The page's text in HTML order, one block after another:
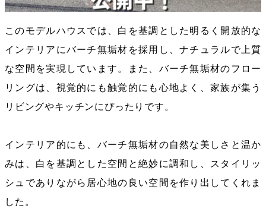
このモデルハウスでは、白を基調とした明るく開放的な
インテリアにバーチ無垢材を採用し、ナチュラルで上質
な空間を実現しています。また、バーチ無垢材のフロー
リングは、視覚的にも触覚的にも心地よく、家族が集う
リビングやキッチンにぴったりです。
インテリア的にも、バーチ無垢材の自然な美しさと温か
みは、白を基調とした空間と絶妙に調和し、スタイリッ
シュでありながら居心地の良い空間を作り出してくれま
した。